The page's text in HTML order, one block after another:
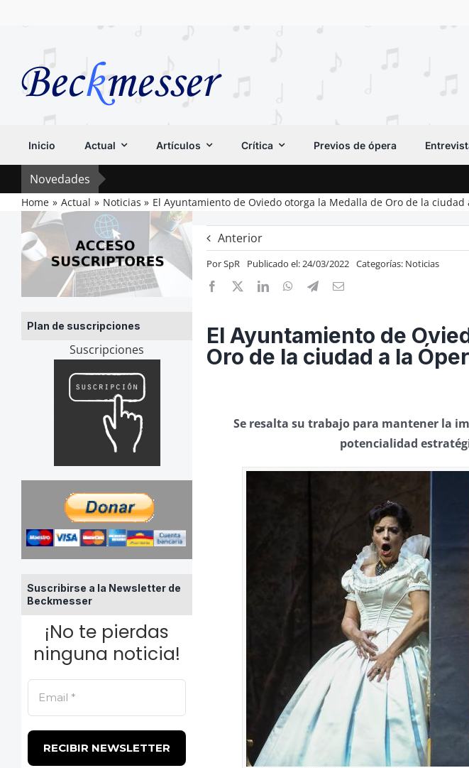
Inicio Actual Artículos Crítica Previos de ópera
Novedades
Home Actual Noticias El Ayuntamiento de Oviedo otorga la Medalla de Oro de la ciudad
Plan de suscripciones
Suscripciones
Suscribirse a la Newsletter de
Beckmesser
¡No te pierdas
ninguna noticia!
Anterior
PorSpR Publicado el: 24/03/2022 Categorías: Noticias
El Ayuntamiento de
Oro de la ciudad a la
Se resalta su trabajo para mantener la
potencialidad